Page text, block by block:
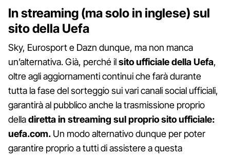
In streaming (ma solo in inglese) sul
sito della Uefa
Sky, Eurosport e Dazn dunque, ma non manca
un’alternativa. Già, perché ilsito ufficiale della Uefa,
oltre agli aggiornamenti continui che farà durante
tutta la fase del sorteggio sui vari canali social ufficiali,
garantirà al pubblico anche la trasmissione proprio
delladiretta in streaming sul proprio sito ufficiale:
uefa.com. Un modo alternativo dunque per poter
garantire proprio a tutti di assistere a questa